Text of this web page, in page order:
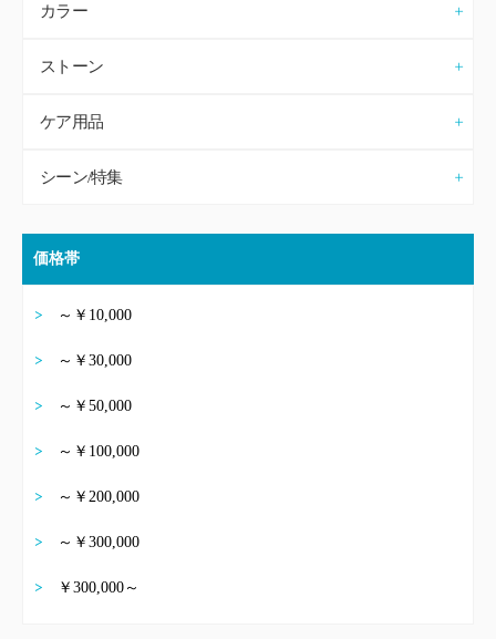
カラー
ストーン
ケア用品
シーン/特集
価格帯
～￥10,000
～￥30,000
～￥50,000
～￥100,000
～￥200,000
～￥300,000
￥300,000～